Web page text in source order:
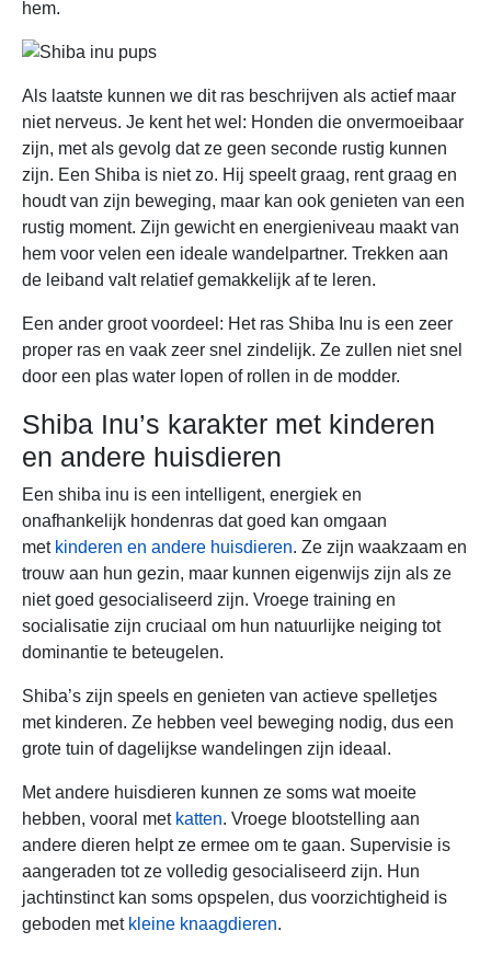
hem.
Als laatste kunnen we dit ras beschrijven als actief maar
niet nerveus. Je kent het wel: Honden die onvermoeibaar
zijn, met als gevolg dat ze geen seconde rustig kunnen
zijn. Een Shiba is niet zo. Hij speelt graag, rent graag en
houdt van zijn beweging, maar kan ook genieten van een
rustig moment. Zijn gewicht en energieniveau maakt van
hem voor velen een ideale wandelpartner. Trekken aan
de leiband valt relatief gemakkelijk af te leren.
Een ander groot voordeel: Het ras Shiba Inu is een zeer
proper ras en vaak zeer snel zindelijk. Ze zullen niet snel
door een plas water lopen of rollen in de modder.
Shiba Inu’s karakter met kinderen
en andere huisdieren
Een shiba inu is een intelligent, energiek en
onafhankelijk hondenras dat goed kan omgaan
met kinderen en andere huisdieren. Ze zijn waakzaam en
trouw aan hun gezin, maar kunnen eigenwijs zijn als ze
niet goed gesocialiseerd zijn. Vroege training en
socialisatie zijn cruciaal om hun natuurlijke neiging tot
dominantie te beteugelen.
Shiba’s zijn speels en genieten van actieve spelletjes
met kinderen. Ze hebben veel beweging nodig, dus een
grote tuin of dagelijkse wandelingen zijn ideaal.
Met andere huisdieren kunnen ze soms wat moeite
hebben, vooral met katten. Vroege blootstelling aan
andere dieren helpt ze ermee om te gaan. Supervisie is
aangeraden tot ze volledig gesocialiseerd zijn. Hun
jachtinstinct kan soms opspelen, dus voorzichtigheid is
geboden met kleine knaagdieren.